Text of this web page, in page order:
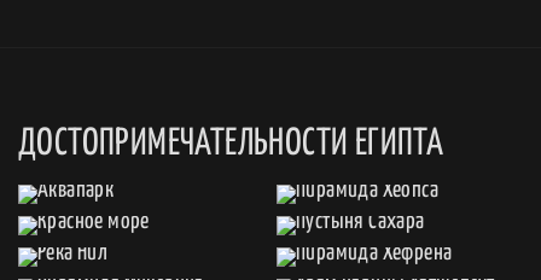
ДОСТОПРИМЕЧАТЕЛЬНОСТИ ЕГИПТА